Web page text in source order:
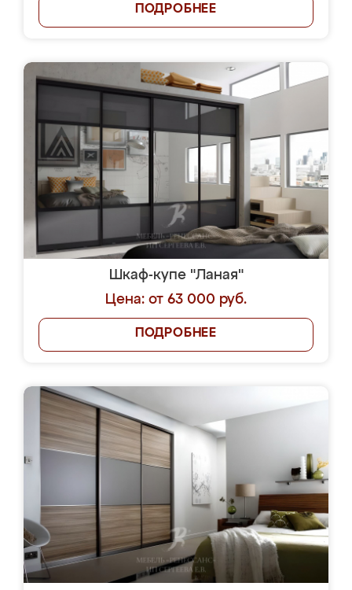
ПОДРОБНЕЕ
Шкаф-купе "Ланая"
Цена: от 63 000 руб.
ПОДРОБНЕЕ